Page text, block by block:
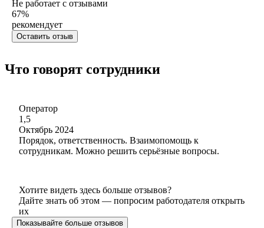
Не работает с отзывами
67%
рекомендует
Оставить отзыв
Что говорят сотрудники
Оператор
1,5
Октябрь 2024
Порядок, ответственность. Взаимопомощь к
сотрудникам. Можно решить серьёзные вопросы.
Хотите видеть здесь больше отзывов?
Дайте знать об этом — попросим работодателя открыть
их
Показывайте больше отзывов